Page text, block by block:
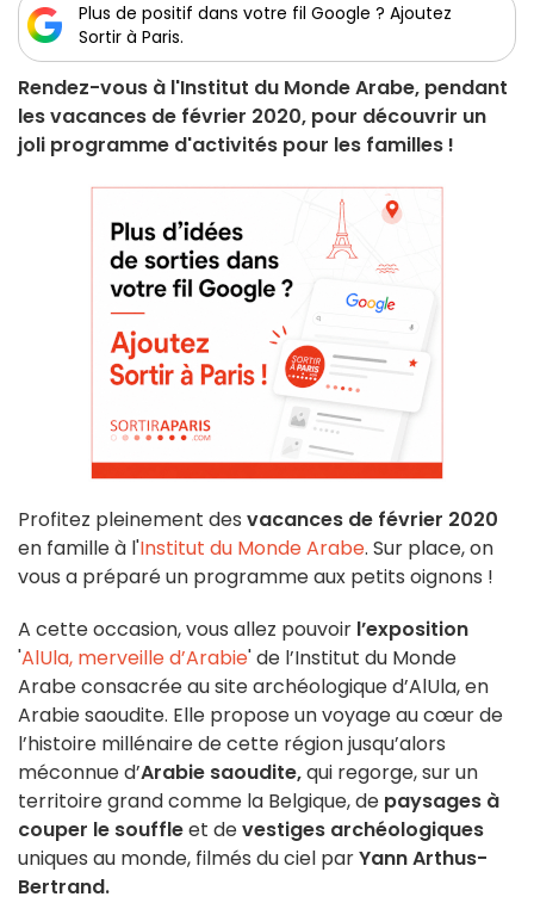
Plus de positif dans votre fil Google ? Ajoutez
Sortir à Paris.
Rendez-vous à l'Institut du Monde Arabe, pendant
les vacances de février 2020, pour découvrir un
joli programme d'activités pour les familles !
Profitez pleinement des vacances de février 2020
en famille à l'Institut du Monde Arabe. Sur place, on
vous a préparé un programme aux petits oignons !
A cette occasion, vous allez pouvoir l’exposition
'AlUla, merveille d’Arabie' de l’Institut du Monde
Arabe consacrée au site archéologique d’AlUla, en
Arabie saoudite. Elle propose un voyage au cœur de
l’histoire millénaire de cette région jusqu’alors
méconnue d’Arabie saoudite,qui regorge, sur un
territoire grand comme la Belgique, de paysages à
couper le souffleet devestiges archéologiques
uniques au monde, filmés du ciel parYann Arthus-
Bertrand.